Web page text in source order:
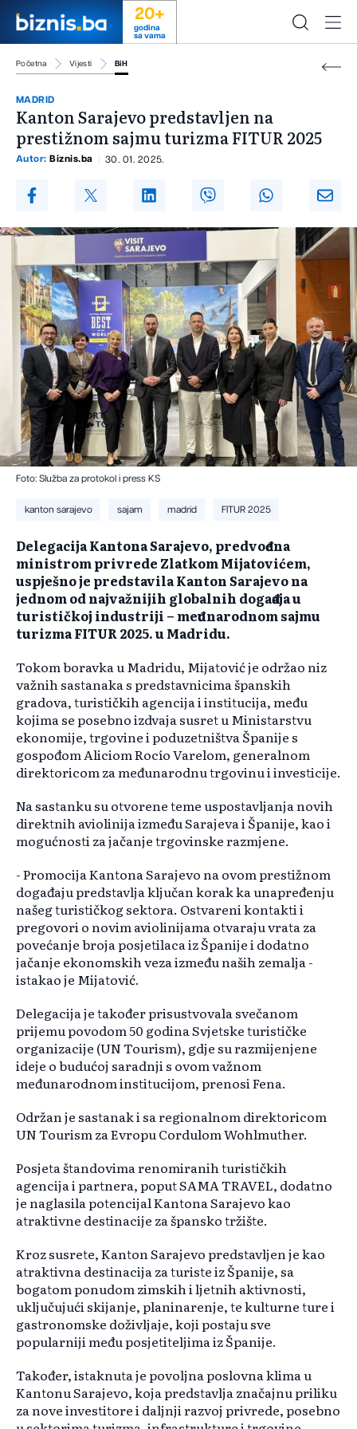
20+
godina
sa vama
Početna Vijesti BiH
MADRID
Kanton Sarajevo predstavljen na
prestižnom sajmu turizma FITUR 2025
Autor: Biznis.ba 30. 01. 2025.
Foto: Služba za protokol i press KS
kanton sarajevo sajam madrid FITUR 2025
Delegacija Kantona Sarajevo, predvođena
ministrom privrede Zlatkom Mijatovićem,
uspješno je predstavila Kanton Sarajevo na
jednom od najvažnijih globalnih događaja u
turističkoj industriji – međunarodnom sajmu
turizma FITUR 2025. u Madridu.
Tokom boravka u Madridu, Mijatović je održao niz
važnih sastanaka s predstavnicima španskih
gradova, turističkih agencija i institucija, među
kojima se posebno izdvaja susret u Ministarstvu
ekonomije, trgovine i poduzetništva Španije s
gospođom Aliciom Rocío Varelom, generalnom
direktoricom za međunarodnu trgovinu i investicije.
Na sastanku su otvorene teme uspostavljanja novih
direktnih aviolinija između Sarajeva i Španije, kao i
mogućnosti za jačanje trgovinske razmjene.
- Promocija Kantona Sarajevo na ovom prestižnom
događaju predstavlja ključan korak ka unapređenju
našeg turističkog sektora. Ostvareni kontakti i
pregovori o novim aviolinijama otvaraju vrata za
povećanje broja posjetilaca iz Španije i dodatno
jačanje ekonomskih veza između naših zemalja -
istakao je Mijatović.
Delegacija je također prisustvovala svečanom
prijemu povodom 50 godina Svjetske turističke
organizacije (UN Tourism), gdje su razmijenjene
ideje o budućoj saradnji s ovom važnom
međunarodnom institucijom, prenosi Fena.
Održan je sastanak i sa regionalnom direktoricom
UN Tourism za Evropu Cordulom Wohlmuther.
Posjeta štandovima renomiranih turističkih
agencija i partnera, poput SAMA TRAVEL, dodatno
je naglasila potencijal Kantona Sarajevo kao
atraktivne destinacije za špansko tržište.
Kroz susrete, Kanton Sarajevo predstavljen je kao
atraktivna destinacija za turiste iz Španije, sa
bogatom ponudom zimskih i ljetnih aktivnosti,
uključujući skijanje, planinarenje, te kulturne ture i
gastronomske doživljaje, koji postaju sve
popularniji među posjetiteljima iz Španije.
Također, istaknuta je povoljna poslovna klima u
Kantonu Sarajevo, koja predstavlja značajnu priliku
za nove investitore i daljnji razvoj privrede, posebno